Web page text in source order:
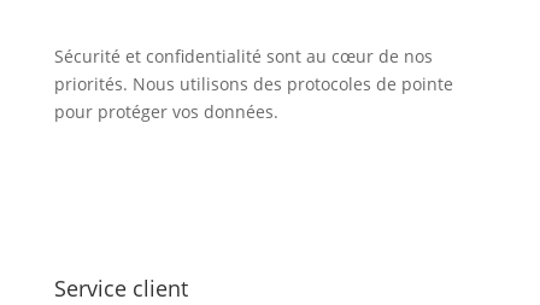
Sécurité et confidentialité sont au cœur de nos
priorités. Nous utilisons des protocoles de pointe
pour protéger vos données.
Service client